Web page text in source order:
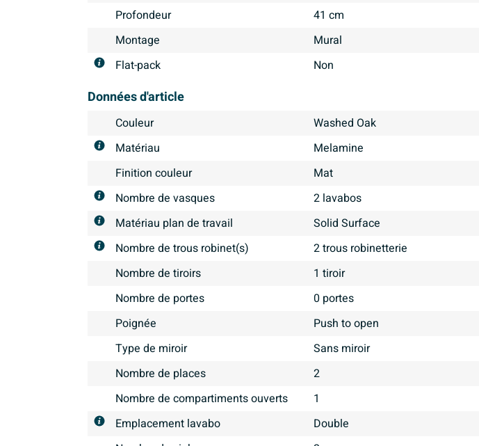
Profondeur
41 cm
Montage
Mural
Flat-pack
Non
Données d'article
Couleur
Washed Oak
Matériau
Melamine
Finition couleur
mat
Nombre de vasques
2 lavabos
Matériau plan de travail
Solid Surface
Nombre de trous robinet(s)
2 trous robinetterie
Nombre de tiroirs
1 tiroir
Nombre de portes
0 portes
Poignée
Push to open
Type de miroir
Sans miroir
Nombre de places
2
Nombre de compartiments ouverts
1
Emplacement lavabo
Double